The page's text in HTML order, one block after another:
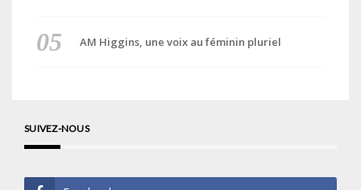
AM Higgins, une voix au féminin pluriel
SUIVEZ-NOUS